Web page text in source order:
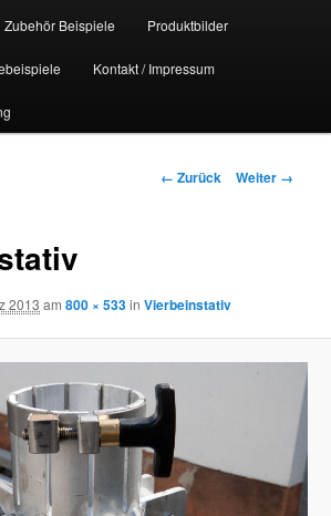
Zubehör Beispiele Produktbilder
Kontakt / Impressum
Bilder-
← Zurück Weiter →
2013 am800 × 533inVierbeinstativ